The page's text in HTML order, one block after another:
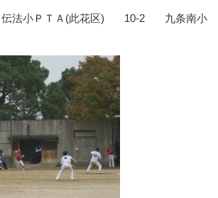
ＴＡ(此花区) 10-2 九条南小